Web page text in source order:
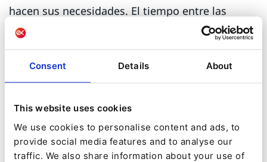
Consent Details About
This website uses cookies
We use cookies to personalise content and ads, to
provide social media features and to analyse our
traffic. We also share information about your use of
hacen sus necesidades. El tiempo entre las
versiones LTS ofrece no sólo una ventana para la
preparación, sino una oportunidad para la
expansión. Siempre que te sientas preparado o
veas una necesidad, puedes mejorar y ampliar tu
arquitectura Ibexa DXP. Aquí es donde entran en
juego las actualizaciones LTS y los
complementos, que te proporcionan las